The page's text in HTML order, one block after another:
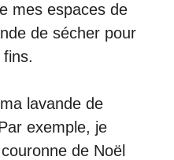
mes espaces de
de sécher pour
fins.
lavande de
exemple, je
de Noël